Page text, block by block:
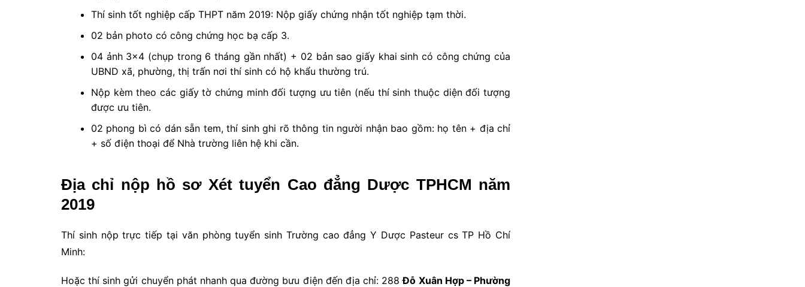
Thí sinh tốt nghiệp cấp THPT năm 2019: Nộp giấy chứng nhận tốt nghiệp tạm thời.
02 bản photo có công chứng học bạ cấp 3.
04 ảnh 3×4 (chụp trong 6 tháng gần nhất) + 02 bản sao giấy khai sinh có công chứng của
UBND xã, phường, thị trấn nơi thí sinh có hộ khẩu thường trú.
Nộp kèm theo các giấy tờ chứng minh đối tượng ưu tiên (nếu thí sinh thuộc diện đối tượng
được ưu tiên.
02 phong bì có dán sẵn tem, thí sinh ghi rõ thông tin người nhận bao gồm: họ tên + địa chỉ
+ số điện thoại để Nhà trường liên hệ khi cần.
Địa chỉ nộp hồ sơ Xét tuyển Cao đẳng Dược TPHCM năm
2019
Thí sinh nộp trực tiếp tại văn phòng tuyển sinh Trường cao đẳng Y Dược Pasteur cs TP Hồ Chí
Minh:
Hoặc thí sinh gửi chuyển phát nhanh qua đường bưu điện đến địa chỉ: 288Đỗ Xuân Hợp – Phường